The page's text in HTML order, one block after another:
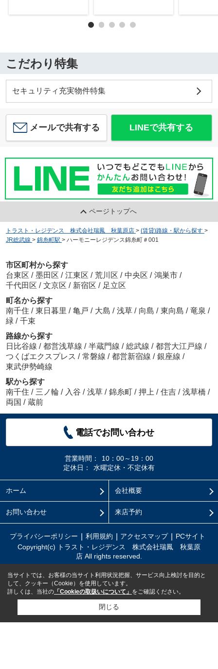
こだわり特集
セキュリティ充実物件特集
メールで共有する LINEで共有する
ページトップへ
トラスト・レジデンス 株式会社瑞鳳 秋葉原店 > (賃貸)路線・駅から探す >
JR総武線 > 錦糸町駅 > ハーモニーレジデンス錦糸町＃001
市区町村から探す
台東区 / 墨田区 / 江東区 / 荒川区 / 中央区 / 鴻巣市 /
千代田区 / 文京区 / 新宿区 / 足立区
町名から探す
南千住 / 東日暮里 / 亀戸 / 大島 / 浅草 / 向島 / 東向島 / 竜泉 /
緑 / 千束
路線から探す
日比谷線 / 都営浅草線 / 半蔵門線 / 総武線 / 都営大江戸線 /
つくばエクスプレス / 常磐線 / 都営新宿線 / 銀座線 /
東武伊勢崎線
駅から探す
南千住 / 三ノ輪 / 入谷 / 浅草 / 錦糸町 / 押上 / 住吉 / 浅草橋 /
両国 / 蔵前
電話でお問い合わせ
営業時間：
10：00～19：00
定休日：
水曜定休・不定休有
ホーム 会社概要
お問い合わせ 来店予約
プライバシーポリシー 利用規約 アクセスマップ
PCサイト
Copyright(c) トラスト・レジデンス 株式会社瑞鳳 秋葉原
店 All rights reserved.
当サイトでは、お客様の当サイト利用状況把握、サービス向上検討を目的と
して、クッキー（Cookie）を使用しています。
詳しくは、当社の 「Cookieの取扱いについて」 をご確認ください。
閉じる